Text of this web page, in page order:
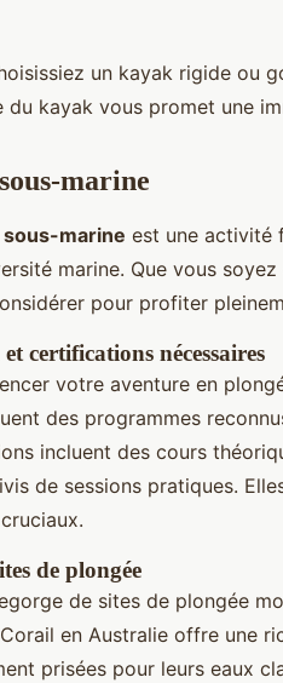
un kayak rigide ou
du kayak vous promet une
marine
marine est une activité
marine. Que vous
pour profiter
certifications nécessaires
votre aventure en
des programmes
incluent des cours
de sessions pratiques.
de plongée
de sites de plongée
en Australie offre une
prisées pour leurs eaux